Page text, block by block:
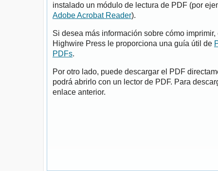
instalado un módulo de lectura de PDF (por
Adobe Acrobat Reader).
Si desea más información sobre cómo
Highwire Press le proporciona una guía útil de
PDFs.
Por otro lado, puede descargar el PDF
podrá abrirlo con un lector de PDF. Para
enlace anterior.